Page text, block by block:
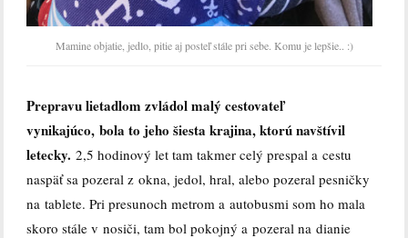
Mamine objatie, jedlo, pitie aj posteľ stále pri sebe. Komu je lepšie.. :)
Prepravu lietadlom zvládol malý cestovateľ
vynikajúco, bola to jeho šiesta krajina, ktorú navštívil
letecky. 2,5 hodinový let tam takmer celý prespal a cestu
naspäť sa pozeral z okna, jedol, hral, alebo pozeral pesničky
na tablete. Pri presunoch metrom a autobusmi som ho mala
skoro stále v nosiči, tam bol pokojný a pozeral na dianie